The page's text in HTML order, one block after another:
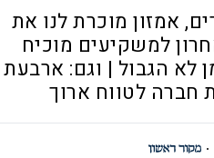
אמזון מוכרת לנו את
למשקיעים מוכיח
לא הגבול | וגם: ארבעת
חברה לטווח ארוך